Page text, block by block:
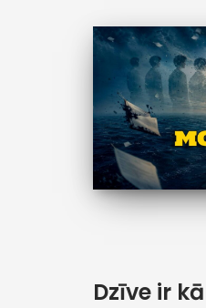
Dzīve ir